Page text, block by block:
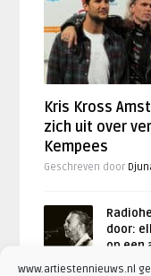
www.artiestennieuws.nl
Kris Kross
zich uit over
Kempees
Geschreven door
door:
op een
door